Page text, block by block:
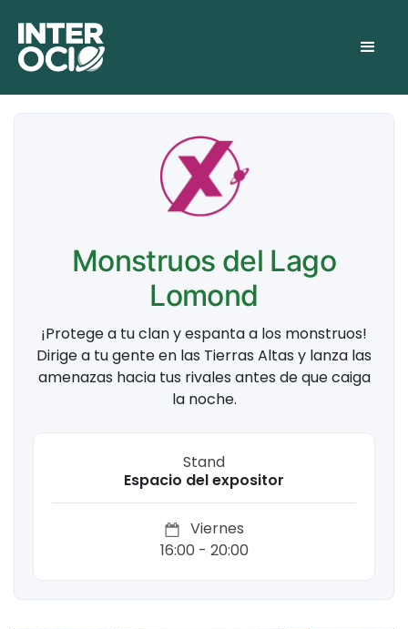
Monstruos del Lago
Lomond
¡Protege a tu clan y espanta a los monstruos!
Dirige a tu gente en las Tierras Altas y lanza las
amenazas hacia tus rivales antes de que caiga
la noche.
Stand
Espacio del expositor
Viernes
16:00 - 20:00